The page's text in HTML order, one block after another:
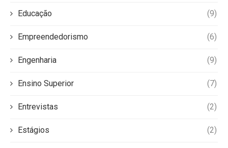
Educação (9)
Empreendedorismo (6)
Engenharia (9)
Ensino Superior (7)
Entrevistas (2)
Estágios (2)